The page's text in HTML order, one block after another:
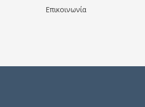
Επικοινωνία